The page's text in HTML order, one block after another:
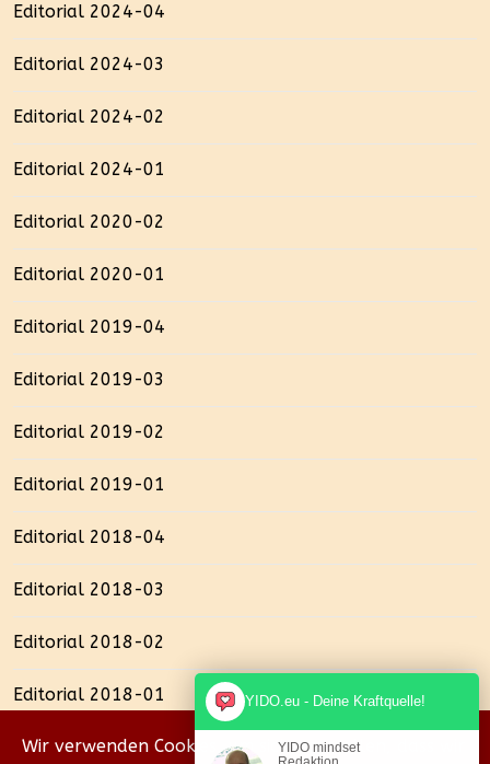
Editorial 2024-04
Editorial 2024-03
Editorial 2024-02
Editorial 2024-01
Editorial 2020-02
Editorial 2020-01
Editorial 2019-04
Editorial 2019-03
Editorial 2019-02
Editorial 2019-01
Editorial 2018-04
Editorial 2018-03
Editorial 2018-02
Editorial 2018-01
Wir verwenden Cookies, um sicherzustellen, dass wir
YIDO.eu - Deine Kraftquelle!
YIDO mindset